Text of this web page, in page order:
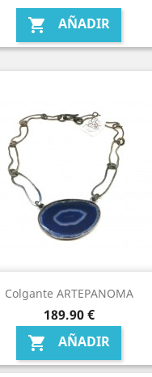
 AÑADIR
Colgante ARTEPANOMA
Precio
189,90 €
 AÑADIR